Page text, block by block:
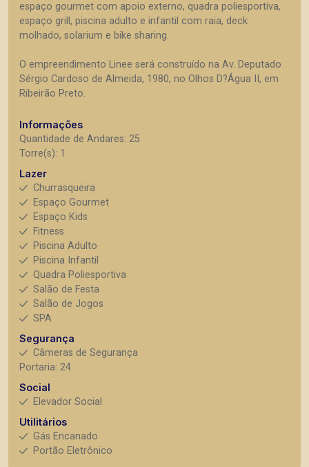
espaço gourmet com apoio externo, quadra poliesportiva,
espaço grill, piscina adulto e infantil com raia, deck
molhado, solarium e bike sharing.
O empreendimento Linee será construído na Av. Deputado
Sérgio Cardoso de Almeida, 1980, no Olhos D?Água II, em
Ribeirão Preto.
Informações
Quantidade de Andares: 25
Torre(s): 1
Lazer
Churrasqueira
Espaço Gourmet
Espaço Kids
Fitness
Piscina Adulto
Piscina Infantil
Quadra Poliesportiva
Salão de Festa
Salão de Jogos
SPA
Segurança
Câmeras de Segurança
Portaria: 24
Social
Elevador Social
Utilitários
Gás Encanado
Portão Eletrônico